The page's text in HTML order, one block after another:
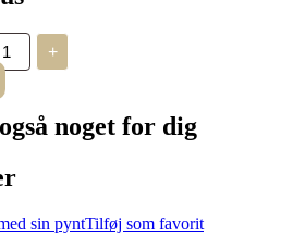
Kursus
+
noget for dig
Tilføj som favorit